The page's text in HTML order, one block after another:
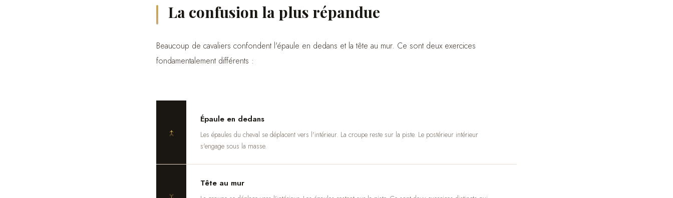
La confusion la plus répandue
Beaucoup de cavaliers confondent l'épaule en dedans et la tête au mur. Ce sont deux exercices
fondamentalement différents :
↑
Épaule en dedans
Les épaules du cheval se déplacent vers l'intérieur. La croupe reste sur la piste. Le postérieur intérieur
s'engage sous la masse.
Tête au mur